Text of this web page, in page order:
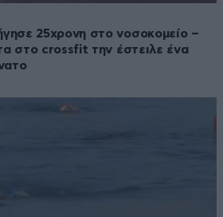
25χρονη στο νοσοκομείο –
στο crossfit την έστειλε ένα